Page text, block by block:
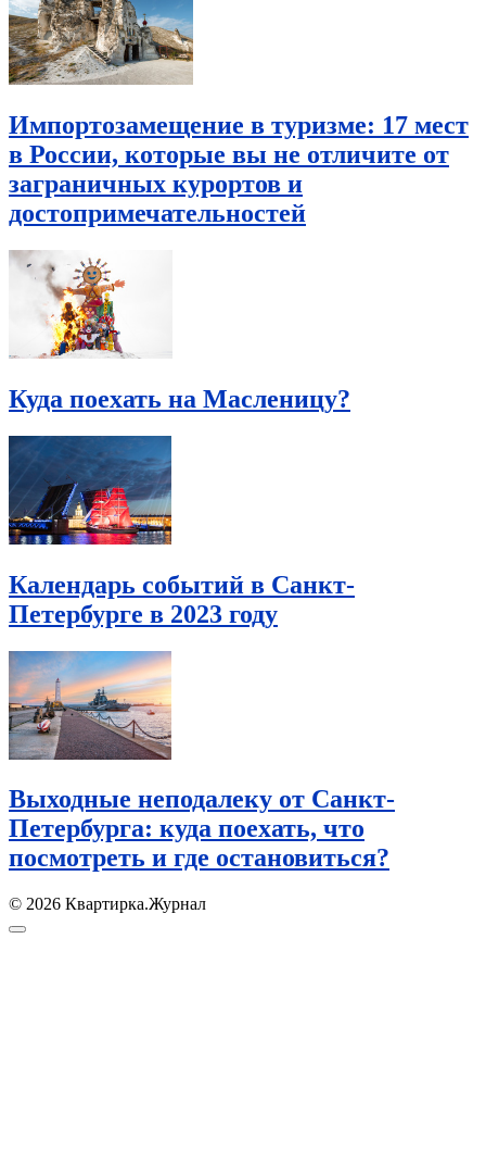
Импортозамещение в туризме: 17 мест
в России, которые вы не отличите от
заграничных курортов и
достопримечательностей
Куда поехать на Масленицу?
Календарь событий в Санкт-
Петербурге в 2023 году
Выходные неподалеку от Санкт-
Петербурга: куда поехать, что
посмотреть и где остановиться?
© 2026 Квартирка.Журнал